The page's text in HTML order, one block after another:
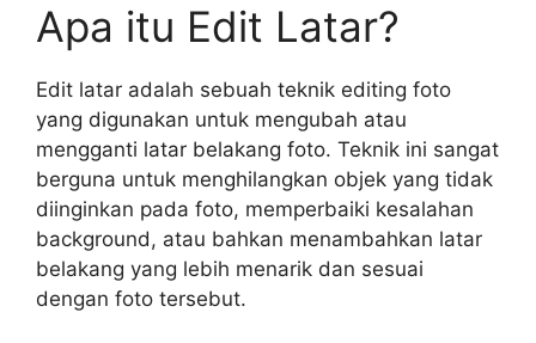
Apa itu Edit Latar?
Edit latar adalah sebuah teknik editing foto
yang digunakan untuk mengubah atau
mengganti latar belakang foto. Teknik ini sangat
berguna untuk menghilangkan objek yang tidak
diinginkan pada foto, memperbaiki kesalahan
background, atau bahkan menambahkan latar
belakang yang lebih menarik dan sesuai
dengan foto tersebut.